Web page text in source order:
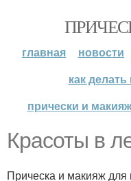
главная новости
как
прически и
Красоты в
Прическа и макияж